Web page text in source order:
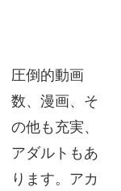
圧倒的動画
数、漫画、そ
の他も充実、
アダルトもあ
ります。アカ